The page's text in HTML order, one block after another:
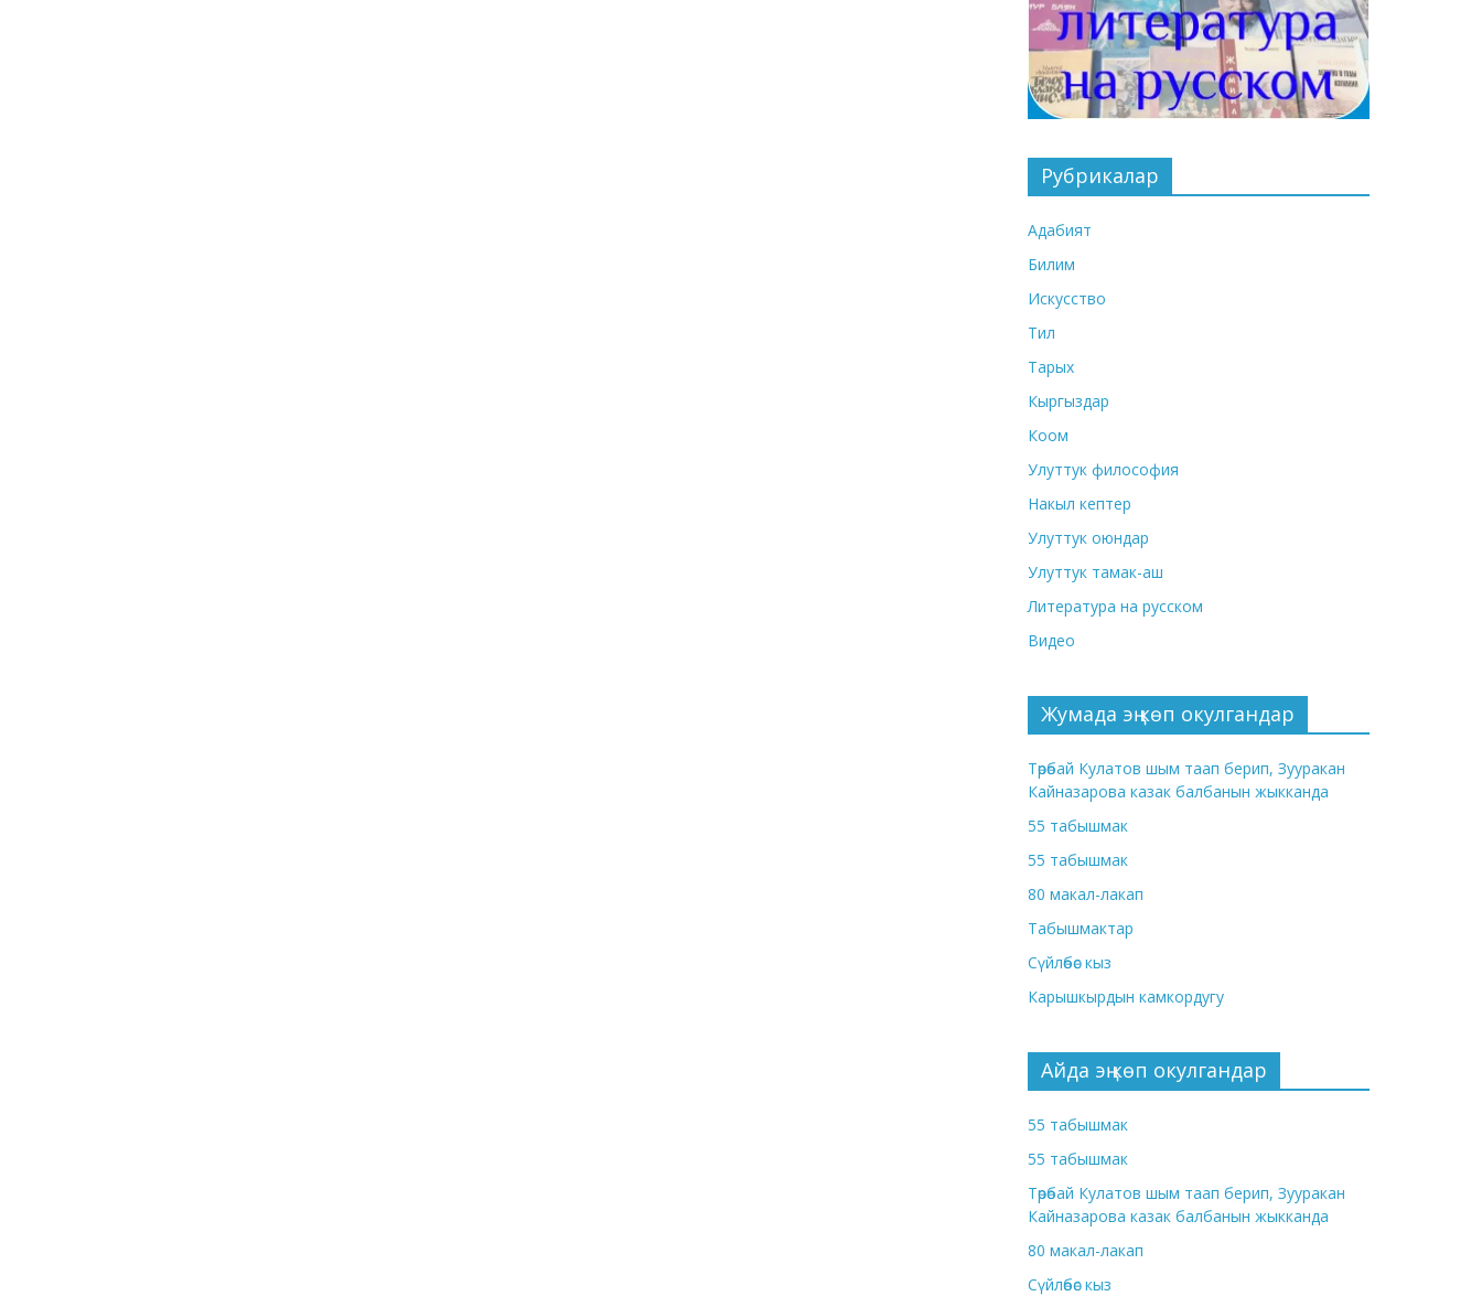
Рубрикалар
Адабият
Билим
Искусство
Тил
Тарых
Кыргыздар
Коом
Улуттук философия
Накыл кептер
Улуттук оюндар
Улуттук тамак-аш
Литература на русском
Видео
Жумада эң көп окулгандар
Төрөбай Кулатов шым таап берип, Зууракан
Кайназарова казак балбанын жыкканда
55 табышмак
55 табышмак
80 макал-лакап
Табышмактар
Сүйлөбөс кыз
Карышкырдын камкордугу
Айда эң көп окулгандар
55 табышмак
55 табышмак
Төрөбай Кулатов шым таап берип, Зууракан
Кайназарова казак балбанын жыкканда
80 макал-лакап
Сүйлөбөс кыз